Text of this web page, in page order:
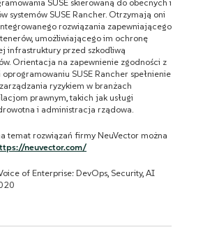
SUSE skierowaną do obecnych i
systemów SUSE Rancher. Otrzymają oni
rozwiązania zapewniającego
umożliwiającego im ochronę
infrastruktury przed szkodliwą
Orientacja na zapewnienie zgodności z
SUSE Rancher spełnienie
ryzykiem w branżach
prawnym, takich jak usługi
i administracja rządowa.
temat rozwiązań firmy NeuVector można
neuvector.com/
of Enterprise: DevOps, Security, AI